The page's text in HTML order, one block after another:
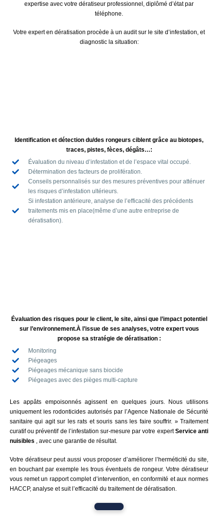
expertise avec votre dératiseur professionnel, diplômé d’état par
téléphone.
Votre expert en dératisation procède à un audit sur le site d’infestation, et
diagnostic la situation:
Identification et détection du/des rongeurs ciblent grâce au biotopes,
traces, pistes, fèces, dégâts…:
Évaluation du niveau d’infestation et de l’espace vital occupé.
Détermination des facteurs de prolifération.
Conseils personnalisés sur des mesures préventives pour atténuer
les risques d’infestation ultérieurs.
Si infestation antérieure, analyse de l’efficacité des précédents
traitements mis en place(même d’une autre entreprise de
dératisation).
Évaluation des risques pour le client, le site, ainsi que l’impact potentiel
sur l’environnement.À l’issue de ses analyses, votre expert vous
propose sa stratégie de dératisation :
Monitoring
Piégeages
Piégeages mécanique sans biocide
Piégeages avec des pièges multi-capture
Les appâts empoisonnés agissent en quelques jours. Nous utilisons
uniquement les rodonticides autorisés par l’Agence Nationale de Sécurité
sanitaire qui agit sur les rats et souris sans les faire souffrir. » Traitement
curatif ou préventif de l’infestation sur-mesure par votre expertService anti
nuisibles , avec une garantie de résultat.
Votre dératiseur peut aussi vous proposer d’améliorer l’herméticité du site,
en bouchant par exemple les trous éventuels de rongeur. Votre dératiseur
vous remet un rapport complet d’intervention, en conformité et aux normes
HACCP, analyse et suit l’efficacité du traitement de dératisation.